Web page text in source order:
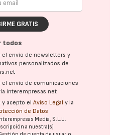
GRATIS
todos
el envío de newsletters y
personalizados de
el envío de comunicaciones
interempresas.net
y acepto elAviso Legal y la
de Datos
Media, S.L.U.
a nuestra(s)